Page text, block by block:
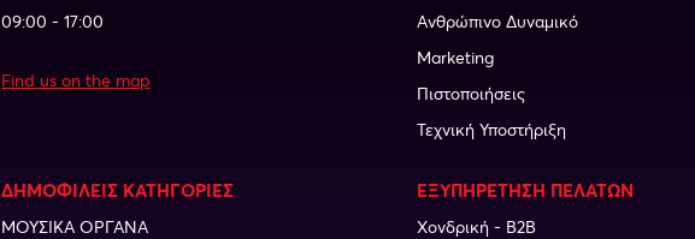
09:00 - 17:00
Find us on the map
Ανθρώπινο Δυναμικό
Marketing
Πιστοποιήσεις
Τεχνική Υποστήριξη
ΔΗΜΟΦΙΛΕΙΣ ΚΑΤΗΓΟΡΙΕΣ
ΜΟΥΣΙΚΑ ΟΡΓΑΝΑ
ΕΞΥΠΗΡΕΤΗΣΗ ΠΕΛΑΤΩΝ
Χονδρική - B2B